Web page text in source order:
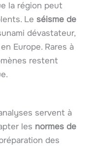
la région peut
Le séisme de
dévastateur,
Europe. Rares à
restent
servent à
les normes de
des